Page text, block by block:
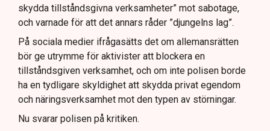
skydda tillståndsgivna verksamheter” mot sabotage,
och varnade för att det annars råder ”djungelns lag”.
På sociala medier ifrågasätts det om allemansrätten
bör ge utrymme för aktivister att blockera en
tillståndsgiven verksamhet, och om inte polisen borde
ha en tydligare skyldighet att skydda privat egendom
och näringsverksamhet mot den typen av störningar.
Nu svarar polisen på kritiken.